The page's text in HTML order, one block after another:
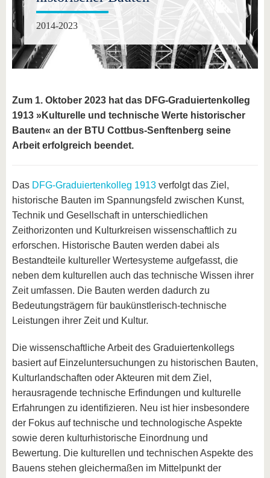
2014-2023
Zum 1. Oktober 2023 hat das DFG-Graduiertenkolleg
1913 »Kulturelle und technische Werte historischer
Bauten« an der BTU Cottbus-Senftenberg seine
Arbeit erfolgreich beendet.
Das DFG-Graduiertenkolleg 1913 verfolgt das Ziel,
historische Bauten im Spannungsfeld zwischen Kunst,
Technik und Gesellschaft in unterschiedlichen
Zeithorizonten und Kulturkreisen wissenschaftlich zu
erforschen. Historische Bauten werden dabei als
Bestandteile kultureller Wertesysteme aufgefasst, die
neben dem kulturellen auch das technische Wissen ihrer
Zeit umfassen. Die Bauten werden dadurch zu
Bedeutungsträgern für baukünstlerisch-technische
Leistungen ihrer Zeit und Kultur.
Die wissenschaftliche Arbeit des Graduiertenkollegs
basiert auf Einzeluntersuchungen zu historischen Bauten,
Kulturlandschaften oder Akteuren mit dem Ziel,
herausragende technische Erfindungen und kulturelle
Erfahrungen zu identifizieren. Neu ist hier insbesondere
der Fokus auf technische und technologische Aspekte
sowie deren kulturhistorische Einordnung und
Bewertung. Die kulturellen und technischen Aspekte des
Bauens stehen gleichermaßen im Mittelpunkt der